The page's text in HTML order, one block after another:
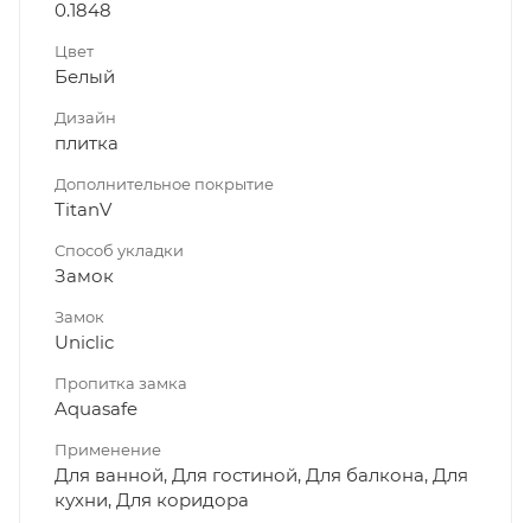
0.1848
Цвет
Белый
Дизайн
плитка
Дополнительное покрытие
TitanV
Способ укладки
Замок
Замок
Uniclic
Пропитка замка
Aquasafe
Применение
Для ванной, Для гостиной, Для балкона, Для
кухни, Для коридора